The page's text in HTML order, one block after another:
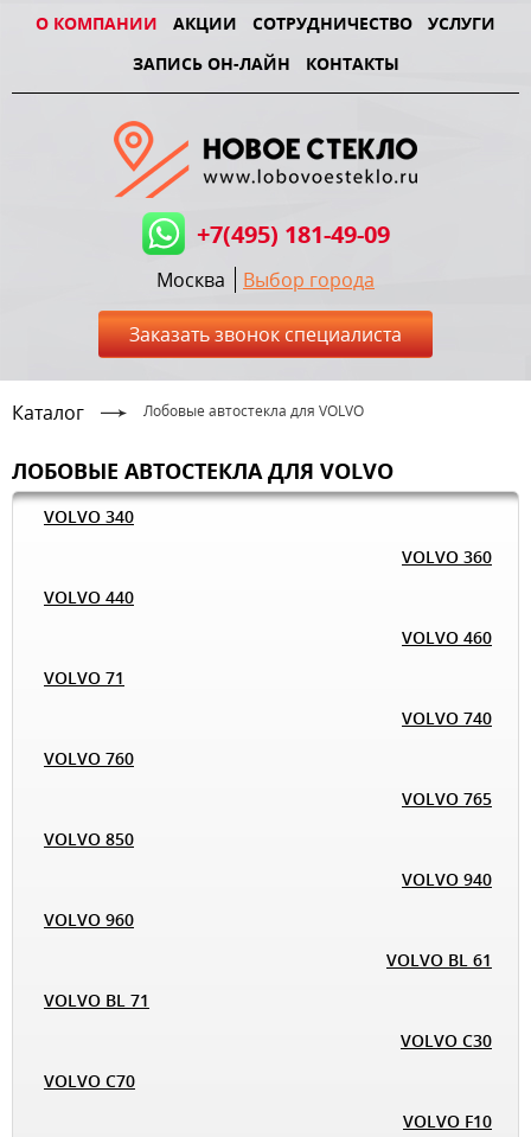
О КОМПАНИИ АКЦИИ СОТРУДНИЧЕСТВО
УСЛУГИ
ЗАПИСЬ ОН-ЛАЙН
КОНТАКТЫ
+7(495) 181-49-09
Москва Выбор города
Заказать звонок специалиста
Каталог Лобовые автостекла для VOLVO
ЛОБОВЫЕ АВТОСТЕКЛА ДЛЯ VOLVO
VOLVO 340
VOLVO 360
VOLVO 440
VOLVO 460
VOLVO 71
VOLVO 740
VOLVO 760
VOLVO 765
VOLVO 850
VOLVO 940
VOLVO 960
VOLVO BL 61
VOLVO BL 71
VOLVO C30
VOLVO C70
VOLVO F10